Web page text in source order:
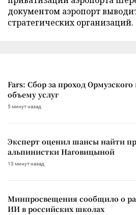
документом аэропорт
стратегических организаций.
Fars: Сбор за проход
объему услуг
5 минут назад
Эксперт оценил шансы найти
альпинистки Наговицыной
13 минут назад
Минпросвещения сообщило о
ИИ в российских школах